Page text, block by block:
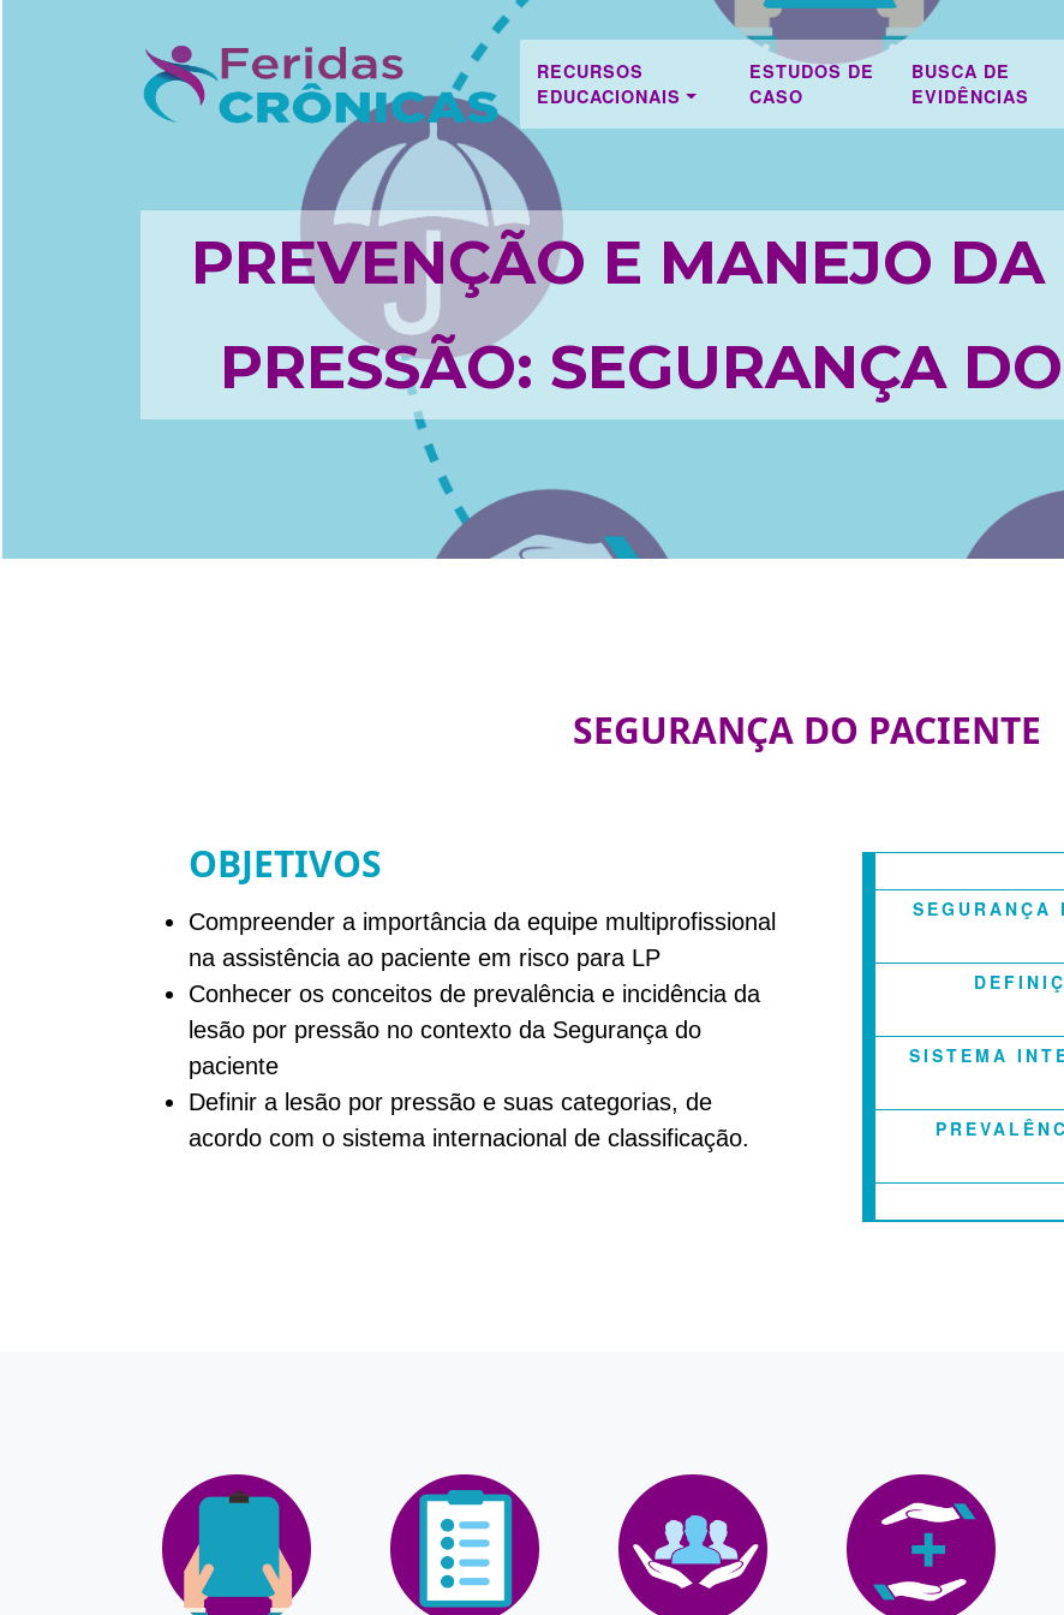
RECURSOS
EDUCACIONAIS
ESTUDOS DE
CASO
BUSCA DE
EVIDÊNCIAS
PREVENÇÃO E MANEJO DA
PRESSÃO: SEGURANÇA
SEGURANÇA DO PACIENTE
OBJETIVOS
Compreender a importância da equipe multiprofissional
na assistência ao paciente em risco para LP
Conhecer os conceitos de prevalência e incidência da
lesão por pressão no contexto da Segurança do
paciente
Definir a lesão por pressão e suas categorias, de
acordo com o sistema internacional de classificação.
SEGURANÇA
SISTEMA